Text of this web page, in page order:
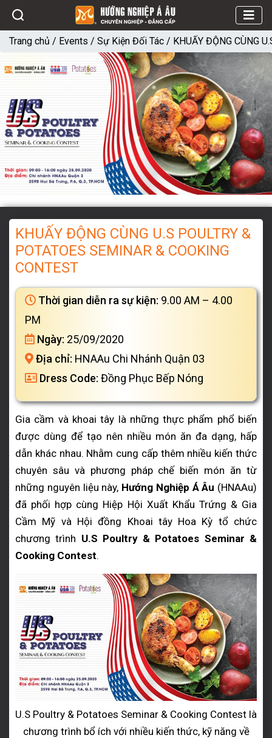
Trang chủ / Events / Sự Kiện Đối Tác / KHUẤY ĐỘNG CÙNG
KHUẤY ĐỘNG CÙNG U.S POULTRY &
POTATOES SEMINAR & COOKING
CONTEST
Thời gian diễn ra sự kiện: 9.00 AM – 4.00
PM
Ngày: 25/09/2020
Địa chỉ: HNAAu Chi Nhánh Quận 03
Dress Code: Đồng Phục Bếp Nóng
Gia cầm và khoai tây là những thực phẩm phổ biến
được dùng để tạo nên nhiều món ăn đa dạng, hấp
dẫn khác nhau. Nhằm cung cấp thêm nhiều kiến thức
chuyên sâu và phương pháp chế biến món ăn từ
những nguyên liệu này, Hướng Nghiệp Á Âu (HNAAu)
đã phối hợp cùng Hiệp Hội Xuất Khẩu Trứng & Gia
Cầm Mỹ và Hội đồng Khoai tây Hoa Kỳ tổ chức
chương trình U.S Poultry & Potatoes Seminar &
Cooking Contest.
U.S Poultry & Potatoes Seminar & Cooking Contest là
chương trình bổ ích với nhiều kiến thức, kỹ năng về